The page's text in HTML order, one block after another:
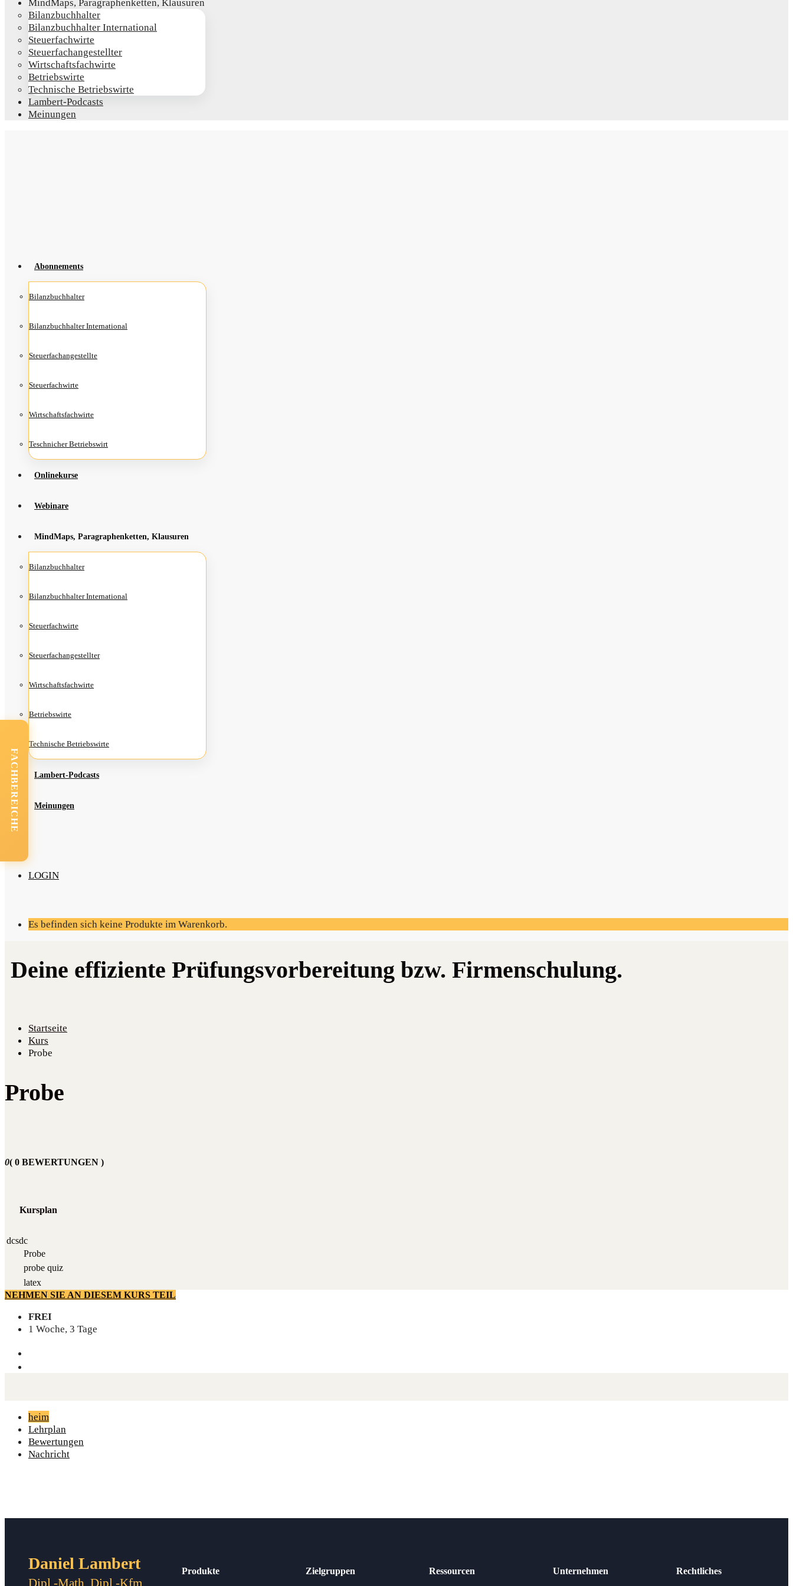
Mind­Maps, Para­gra­phen­ket­ten, Klausuren
Bilanz­buch­hal­ter
Bilanz­buch­hal­ter International
Steu­er­fach­wir­te
Steu­er­fach­an­ge­stell­ter
Wirt­schafts­fach­wir­te
Betriebs­wir­te
Tech­ni­sche Betriebswirte
Lam­­bert-Pod­­casts
Mei­nun­gen
Abon­ne­ments
Bilanz­buch­hal­ter
Bilanz­buch­hal­ter International
Steu­er­fach­an­ge­stell­te
Steu­er­fach­wir­te
Wirt­schafts­fach­wir­te
Teschni­cher Betriebswirt
Online­kur­se
Web­i­na­re
Mind­Maps, Para­gra­phen­ket­ten, Klausuren
Bilanz­buch­hal­ter
Bilanz­buch­hal­ter International
Steu­er­fach­wir­te
Steu­er­fach­an­ge­stell­ter
Wirt­schafts­fach­wir­te
Betriebs­wir­te
Tech­ni­sche Betriebswirte
Lam­­bert-Pod­­casts
Mei­nun­gen
LOGIN
Es befinden sich keine Produkte im Warenkorb.
Startseite
Kurs
Probe
Probe
0( 0 BEWERTUNGEN )
Kursplan
dcsdc
Pro­be
pro­be quiz
latex
NEHMEN SIE AN DIESEM KURS TEIL
FREI
1 Woche, 3 Tage
heim
Lehrplan
Bewertungen
Nachricht
Daniel Lambert
Dipl.-Math. Dipl.-Kfm.
Produkte Zielgruppen Ressourcen Unternehmen Rechtliches
FACHBEREICHE